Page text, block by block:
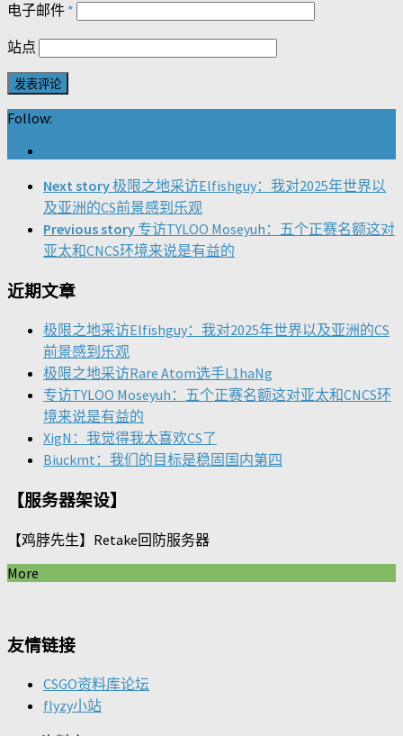
电子邮件 *
站点
Follow:
Next story极限之地采访Elfishguy：我对2025年世界以
及亚洲的CS前景感到乐观
Previous story 专访TYLOO Moseyuh：五个正赛名额这对
亚太和CNCS环境来说是有益的
近期文章
极限之地采访Elfishguy：我对2025年世界以及亚洲的CS
前景感到乐观
极限之地采访Rare Atom选手L1haNg
专访TYLOO Moseyuh：五个正赛名额这对亚太和CNCS环
境来说是有益的
XigN：我觉得我太喜欢CS了
Biuckmt：我们的目标是稳固国内第四
【服务器架设】
【鸡脖先生】Retake回防服务器
More
友情链接
CSGO资料库论坛
flyzy小站